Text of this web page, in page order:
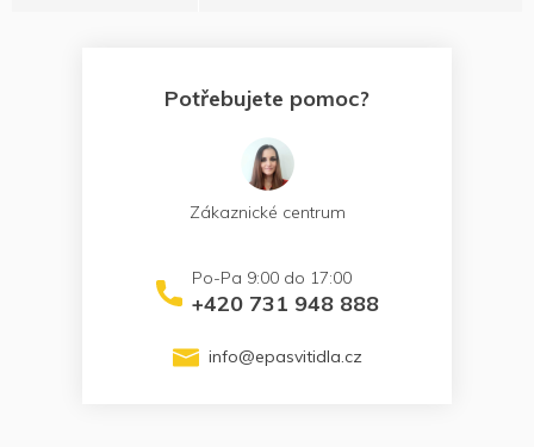
Potřebujete pomoc?
Zákaznické centrum
+420 731 948 888
info@epasvitidla.cz